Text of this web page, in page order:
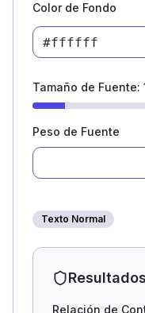
Color de Fondo
Tamaño de Fuente:
Peso de Fuente
Texto Normal
Relación de